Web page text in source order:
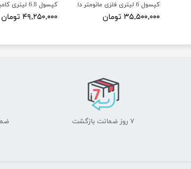
کپسول 6.8 لیتری کامپوزیت
۴۹,۲۵۰,۰۰۰ تومان
کپسول 6 لیتری فلزی مانومتر دار
۳۵,۵۰۰,۰۰۰ تومان
۷ روز ضمانت بازگشت